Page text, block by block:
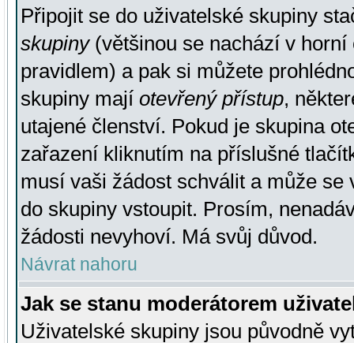
Připojit se do uživatelské skupiny
skupiny(většinou se nachází v horní
pravidlem) a pak si můžete
skupiny mají otevřený přístup,
utajené členství. Pokud je skupina
zařazení kliknutím na příslušné
musí vaši žádost schválit a může se
do skupiny vstoupit. Prosím,
žádosti nevyhoví. Má svůj důvod.
Návrat nahoru
Jak se stanu moderátorem
Uživatelské skupiny jsou původně